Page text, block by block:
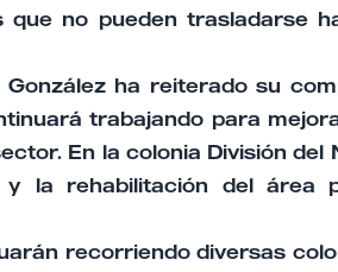
que no pueden trasladarse
ha reiterado su
trabajando para
En la colonia División del
la rehabilitación del área
recorriendo diversas